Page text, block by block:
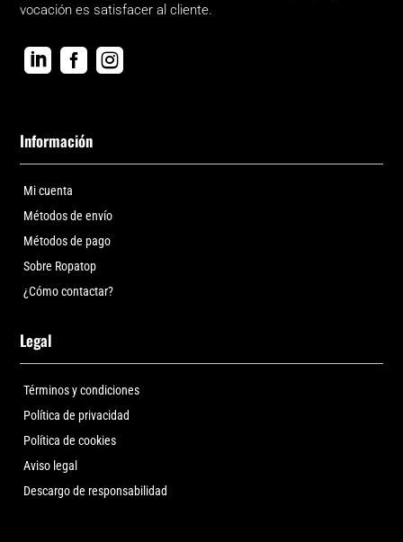
vocación es satisfacer al cliente.
  
Información
Mi cuenta
Métodos de envío
Métodos de pago
Sobre Ropatop
¿Cómo contactar?
Legal
Términos y condiciones
Política de privacidad
Política de cookies
Aviso legal
Descargo de responsabilidad